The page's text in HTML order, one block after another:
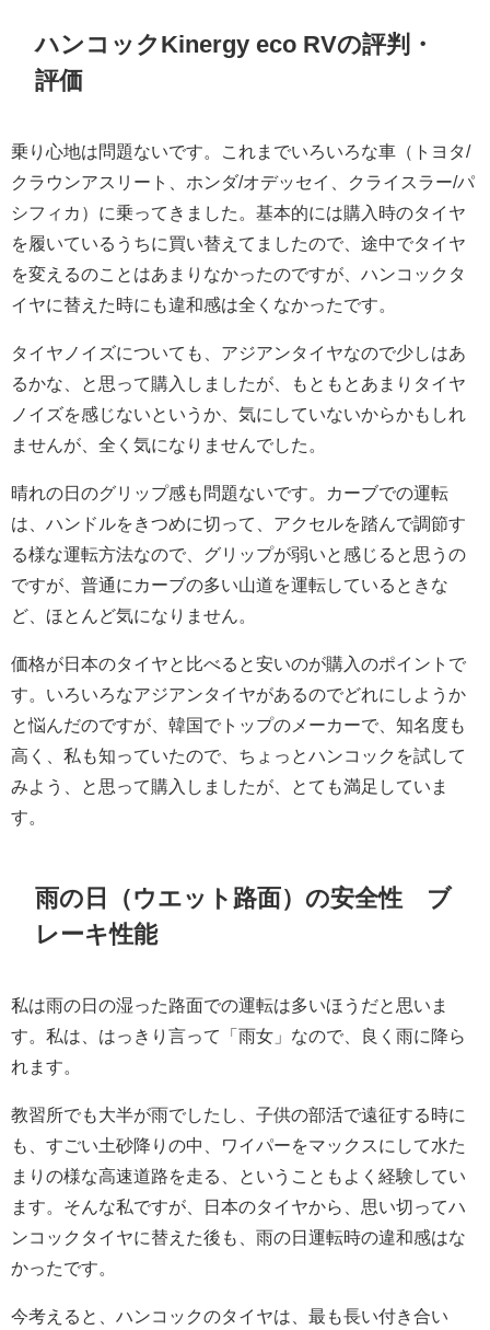
ハンコックKinergy eco RVの評判・
評価
乗り心地は問題ないです。これまでいろいろな車（トヨタ/
クラウンアスリート、ホンダ/オデッセイ、クライスラー/パ
シフィカ）に乗ってきました。基本的には購入時のタイヤ
を履いているうちに買い替えてましたので、途中でタイヤ
を変えるのことはあまりなかったのですが、ハンコックタ
イヤに替えた時にも違和感は全くなかったです。
タイヤノイズについても、アジアンタイヤなので少しはあ
るかな、と思って購入しましたが、もともとあまりタイヤ
ノイズを感じないというか、気にしていないからかもしれ
ませんが、全く気になりませんでした。
晴れの日のグリップ感も問題ないです。カーブでの運転
は、ハンドルをきつめに切って、アクセルを踏んで調節す
る様な運転方法なので、グリップが弱いと感じると思うの
ですが、普通にカーブの多い山道を運転しているときな
ど、ほとんど気になりません。
価格が日本のタイヤと比べると安いのが購入のポイントで
す。いろいろなアジアンタイヤがあるのでどれにしようか
と悩んだのですが、韓国でトップのメーカーで、知名度も
高く、私も知っていたので、ちょっとハンコックを試して
みよう、と思って購入しましたが、とても満足していま
す。
雨の日（ウエット路面）の安全性 ブ
レーキ性能
私は雨の日の湿った路面での運転は多いほうだと思いま
す。私は、はっきり言って「雨女」なので、良く雨に降ら
れます。
教習所でも大半が雨でしたし、子供の部活で遠征する時に
も、すごい土砂降りの中、ワイパーをマックスにして水た
まりの様な高速道路を走る、ということもよく経験してい
ます。そんな私ですが、日本のタイヤから、思い切ってハ
ンコックタイヤに替えた後も、雨の日運転時の違和感はな
かったです。
今考えると、ハンコックのタイヤは、最も長い付き合い